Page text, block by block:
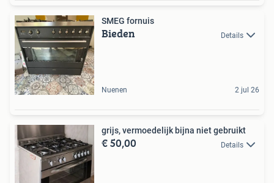
SMEG fornuis
Bieden Details
Nuenen 2 jul 26
grijs, vermoedelijk bijna niet gebruikt
€ 50,00 Details